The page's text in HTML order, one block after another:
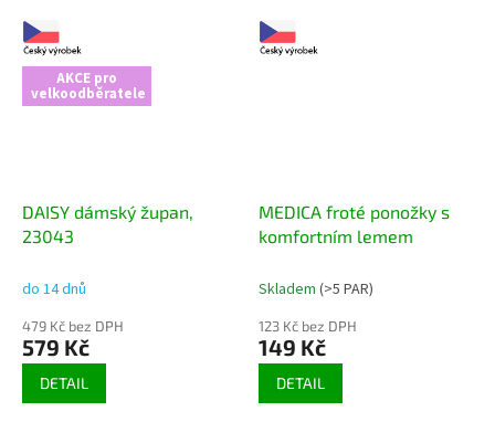
AKCE pro
velkoodběratele
DAISY dámský župan,
23043
do 14 dnů
479 Kč bez DPH
579 Kč
DETAIL
MEDICA froté ponožky s
komfortním lemem
Skladem (>5 PAR)
123 Kč bez DPH
149 Kč
DETAIL